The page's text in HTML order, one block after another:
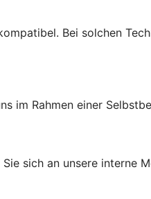
Bei solchen
im Rahmen einer
sich an unsere interne